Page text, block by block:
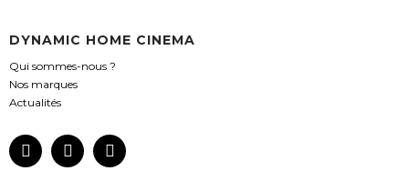
DYNAMIC HOME CINEMA
Qui sommes-nous ?
Nos marques
Actualités